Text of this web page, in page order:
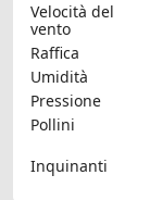
Velocità del
vento
Raffica
Umidità
Pressione
Pollini
Inquinanti